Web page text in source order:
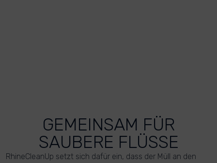
GEMEINSAM FÜR
SAUBERE FLÜSSE
RhineCleanUp setzt sich dafür ein, dass der Müll an den